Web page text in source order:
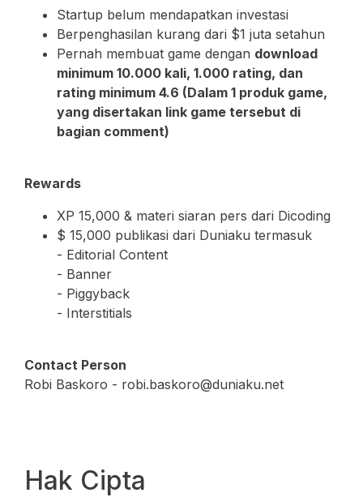
Startup belum mendapatkan investasi
Berpenghasilan kurang dari $1 juta setahun
Pernah membuat game dengan download
minimum 10.000 kali, 1.000 rating, dan
rating minimum 4.6 (Dalam 1 produk game,
yang disertakan link game tersebut di
bagian comment)
Rewards
XP 15,000 & materi siaran pers dari Dicoding
$ 15,000 publikasi dari Duniaku termasuk
- Editorial Content
- Banner
- Piggyback
- Interstitials
Contact Person
Robi Baskoro - robi.baskoro@duniaku.net
Hak Cipta